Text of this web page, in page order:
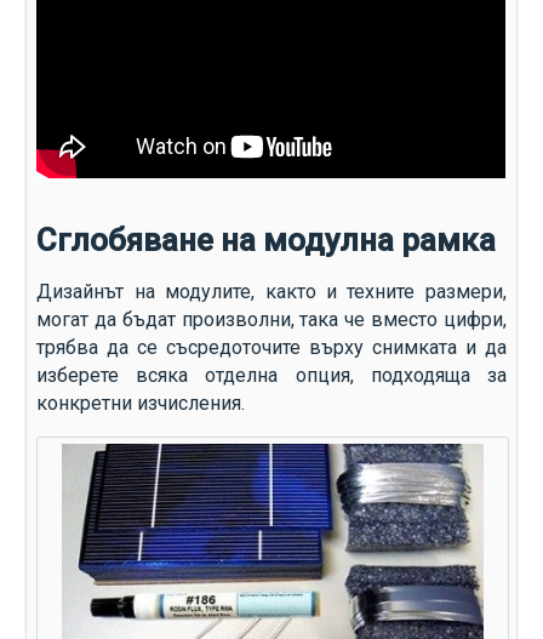
Сглобяване на модулна рамка
Дизайнът на модулите, както и техните размери,
могат да бъдат произволни, така че вместо цифри,
трябва да се съсредоточите върху снимката и да
изберете всяка отделна опция, подходяща за
конкретни изчисления.